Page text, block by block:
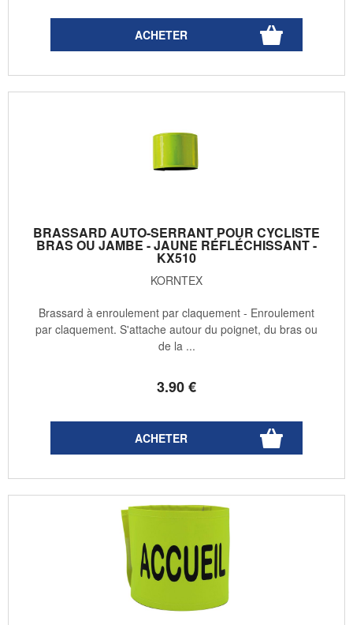
BRASSARD AUTO-SERRANT POUR CYCLISTE
BRAS OU JAMBE - JAUNE RÉFLÉCHISSANT -
KX510
KORNTEX
3.90€
Brassard à enroulement par claquement - Enroulement
par claquement. S'attache autour du poignet, du bras ou
de la ...